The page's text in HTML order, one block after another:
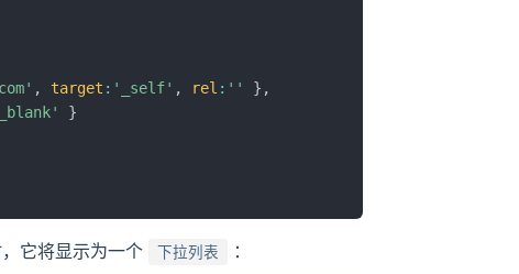
, target : '_self' , rel : '' } ,
}
它将显示为一个 下拉列表 ：